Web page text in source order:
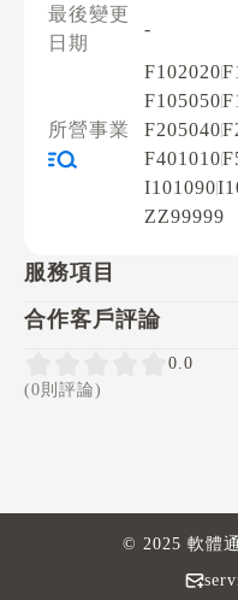
最後變更
日期
-
所營事業
F102020
F105050
F205040
F401010
I101090
ZZ99999
服務項目
合作客戶評論
0.0
(0則評論)
© 2025 軟體